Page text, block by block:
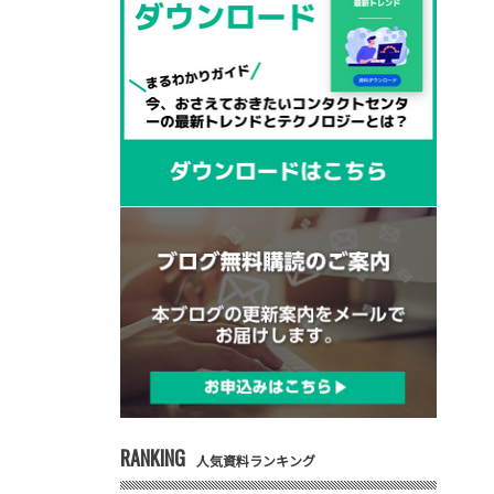
RANKING 人気資料ランキング